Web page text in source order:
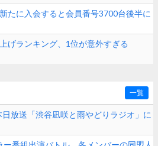
たに入会すると会員番号3700台後半に
げランキング、1位が意外すぎる
一覧
日放送「渋谷凪咲と雨やどりラジオ」に